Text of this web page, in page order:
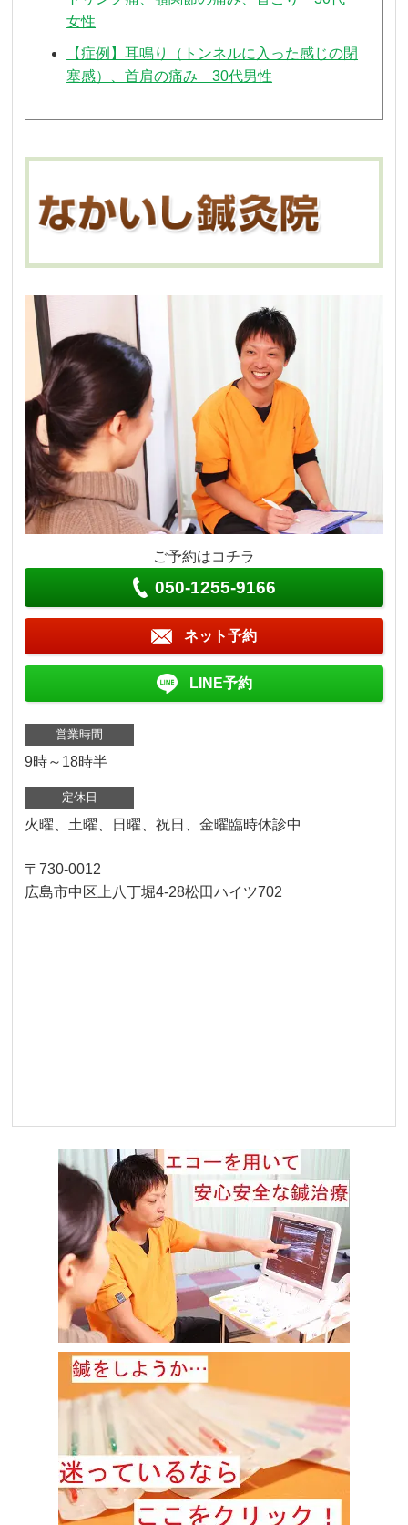
女性
【症例】耳鳴り（トンネルに入った感じの閉
塞感）、首肩の痛み 30代男性
ご予約はコチラ
050-1255-9166
ネット予約
LINE予約
営業時間
9時～18時半
定休日
火曜、土曜、日曜、祝日、金曜臨時休診中
〒730-0012
広島市中区上八丁堀4-28松田ハイツ702